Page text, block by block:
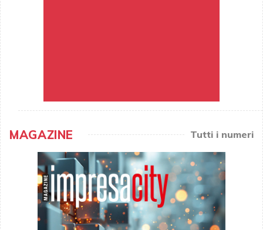
MAGAZINE Tutti i numeri